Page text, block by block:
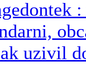
uzivil